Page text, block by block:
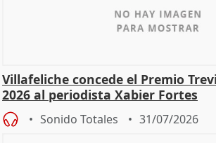
Villafeliche concede el Premio
2026 al periodista Xabier Fortes
Sonido Totales 31/07/2026